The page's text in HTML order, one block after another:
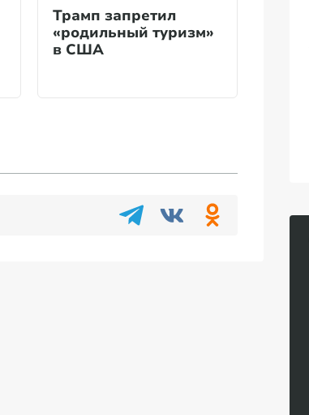
Трамп запретил
«родильный туризм»
в США